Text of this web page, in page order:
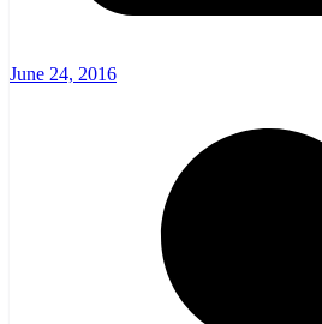
June 24, 2016